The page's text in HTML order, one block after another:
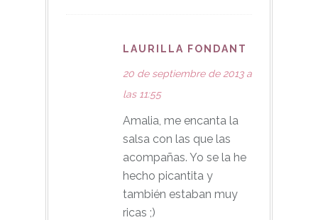
LAURILLA FONDANT
20 de septiembre de 2013 a
las 11:55
Amalia, me encanta la
salsa con las que las
acompañas. Yo se la he
hecho picantita y
también estaban muy
ricas ;)